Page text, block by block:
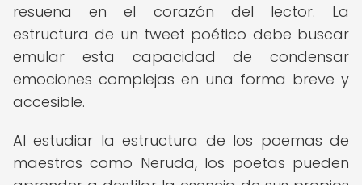
resuena en el corazón del lector. La
estructura de un tweet poético debe buscar
emular esta capacidad de condensar
emociones complejas en una forma breve y
accesible.
Al estudiar la estructura de los poemas de
maestros como Neruda, los poetas pueden